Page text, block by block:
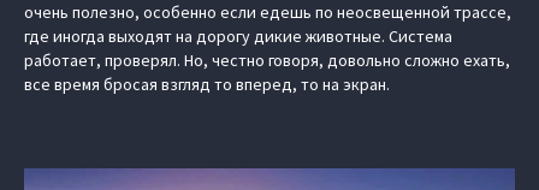
очень полезно, особенно если едешь по неосвещенной трассе,
где иногда выходят на дорогу дикие животные. Система
работает, проверял. Но, честно говоря, довольно сложно ехать,
все время бросая взгляд то вперед, то на экран.